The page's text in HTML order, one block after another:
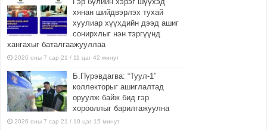
хянан шийдвэрлэх тухай
хуулиар хүүхдийн дээд ашиг
сонирхлыг нэн тэргүүнд
хангахыг баталгаажууллаа
2026 оны 7 сар 21 / 11 цаг 42 минут
Б.Пүрэвдагва: “Туул-1”
коллекторыг ашиглалтад
оруулж байж бид гэр
хорооллыг барилгажуулна
2026 оны 7 сар 21 / 10 цаг 15 минут